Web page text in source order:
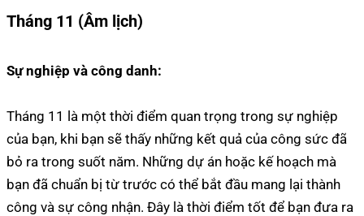
Tháng 11 (Âm lịch)
Sự nghiệp và công danh:
Tháng 11 là một thời điểm quan trọng trong sự nghiệp
của bạn, khi bạn sẽ thấy những kết quả của công sức đã
bỏ ra trong suốt năm. Những dự án hoặc kế hoạch mà
bạn đã chuẩn bị từ trước có thể bắt đầu mang lại thành
công và sự công nhận. Đây là thời điểm tốt để bạn đưa ra